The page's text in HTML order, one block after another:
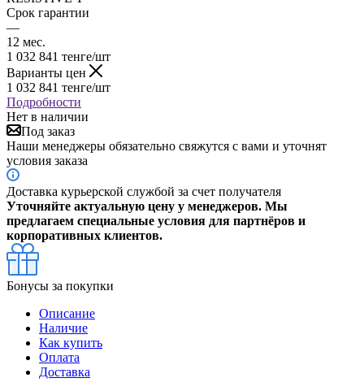
Срок гарантии
—
12 мес.
1 032 841 тенге/шт
Варианты цен
1 032 841 тенге/шт
Подробности
Нет в наличии
Под заказ
Наши менеджеры обязательно свяжутся с вами и уточнят
условия заказа
Доставка курьерской службой за счет получателя
Уточняйте актуальную цену у менеджеров. Мы
предлагаем специальные условия для партнёров и
корпоративных клиентов.
Бонусы за покупки
Описание
Наличие
Как купить
Оплата
Доставка